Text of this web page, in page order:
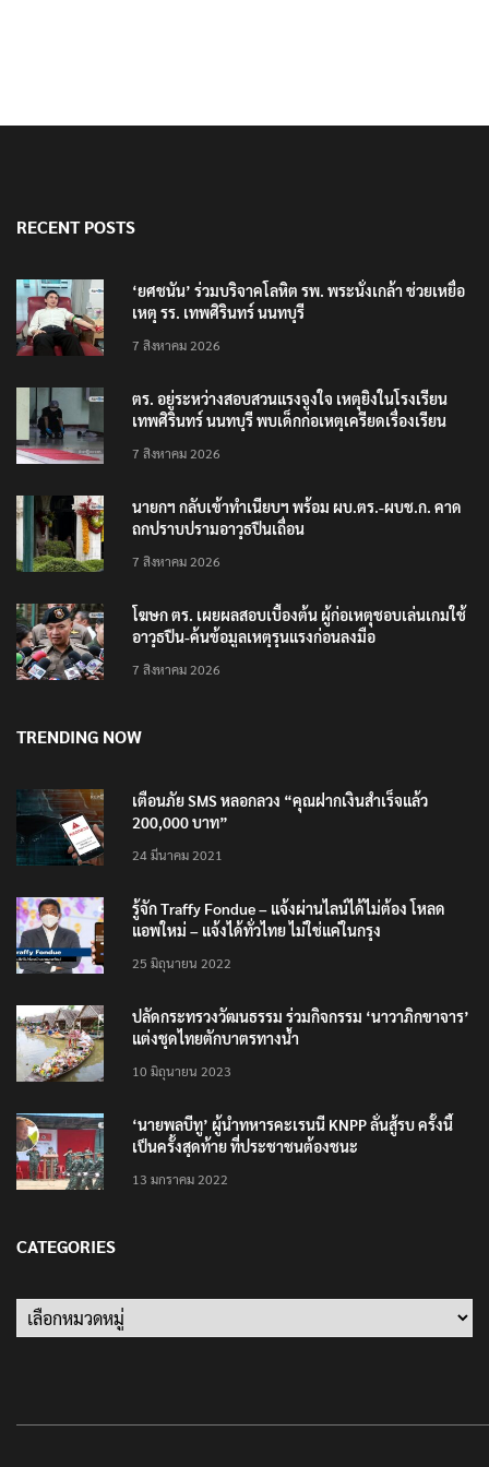
RECENT POSTS
‘ยศชนัน’ ร่วมบริจาคโลหิต รพ. พระนั่งเกล้า ช่วยเหยื่อ
เหตุ รร. เทพศิรินทร์ นนทบุรี
7 สิงหาคม 2026
ตร. อยู่ระหว่างสอบสวนแรงจูงใจ เหตุยิงในโรงเรียน
เทพศิรินทร์ นนทบุรี พบเด็กก่อเหตุเครียดเรื่องเรียน
7 สิงหาคม 2026
นายกฯ กลับเข้าทำเนียบฯ พร้อม ผบ.ตร.-ผบช.ก. คาด
ถกปราบปรามอาวุธปืนเถื่อน
7 สิงหาคม 2026
โฆษก ตร. เผยผลสอบเบื้องต้น ผู้ก่อเหตุชอบเล่นเกมใช้
อาวุธปืน-ค้นข้อมูลเหตุรุนแรงก่อนลงมือ
7 สิงหาคม 2026
TRENDING NOW
เตือนภัย SMS หลอกลวง “คุณฝากเงินสำเร็จแล้ว
200,000 บาท”
24 มีนาคม 2021
รู้จัก Traffy Fondue – แจ้งผ่านไลน์ได้ไม่ต้อง โหลด
แอพใหม่ – แจ้งได้ทั่วไทย ไม่ใช่แค่ในกรุง
25 มิถุนายน 2022
ปลัดกระทรวงวัฒนธรรม ร่วมกิจกรรม ‘นาวาภิกขาจาร’
แต่งชุดไทยตักบาตรทางน้ำ
10 มิถุนายน 2023
‘นายพลบีทู’ ผู้นำทหารคะเรนนี KNPP ลั่นสู้รบ ครั้งนี้
เป็นครั้งสุดท้าย ที่ประชาชนต้องชนะ
13 มกราคม 2022
CATEGORIES
Categories